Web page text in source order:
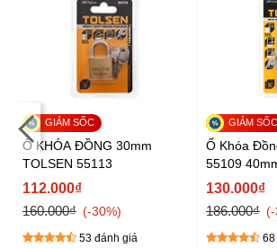
Ổ KHÓA ĐỒNG 30mm
TOLSEN 55113
112.000₫
160.000₫
-30%
53 đánh giá
Ổ Khóa
55109
130.000₫
186.000₫
68